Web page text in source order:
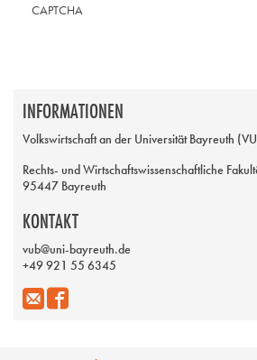
INFORMATIONEN
Volkswirtschaft an der Universität Bayreuth
Rechts- und Wirtschaftswissenschaftliche
95447 Bayreuth
KONTAKT
vub@uni-bayreuth.de
+49 921 55 6345
CAPTCHA